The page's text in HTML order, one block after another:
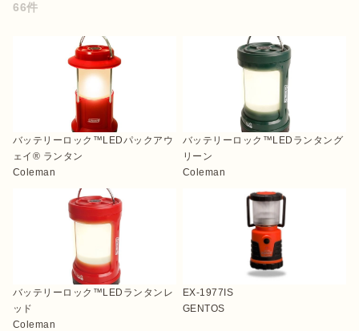
66件
バッテリーロック™LEDパックアウ
ェイ® ランタン
Coleman
バッテリーロック™LEDランタング
リーン
Coleman
バッテリーロック™LEDランタンレ
ッド
Coleman
EX-1977IS
GENTOS
公式オンラインストア
おすすめ特集
キャンプ用品
キャンプ場
料理